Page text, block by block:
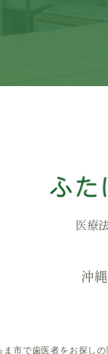
医療
沖
ま市で歯医者をお探し